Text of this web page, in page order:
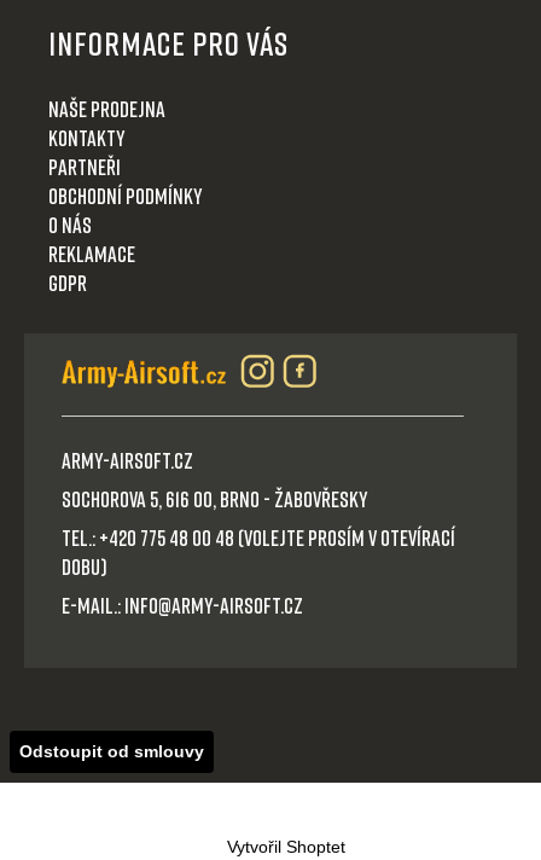
Informace pro Vás
Naše prodejna
Kontakty
Partneři
Obchodní podmínky
O nás
Reklamace
GDPR
Army-Airsoft.cz
Sochorova 5, 616 00, Brno - Žabovřesky
Tel.: +420 775 48 00 48 (volejte prosím v otevírací
dobu)
E-mail.: info@army-airsoft.cz
Odstoupit od smlouvy
Vytvořil Shoptet